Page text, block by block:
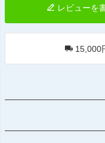
レビューを
15,000